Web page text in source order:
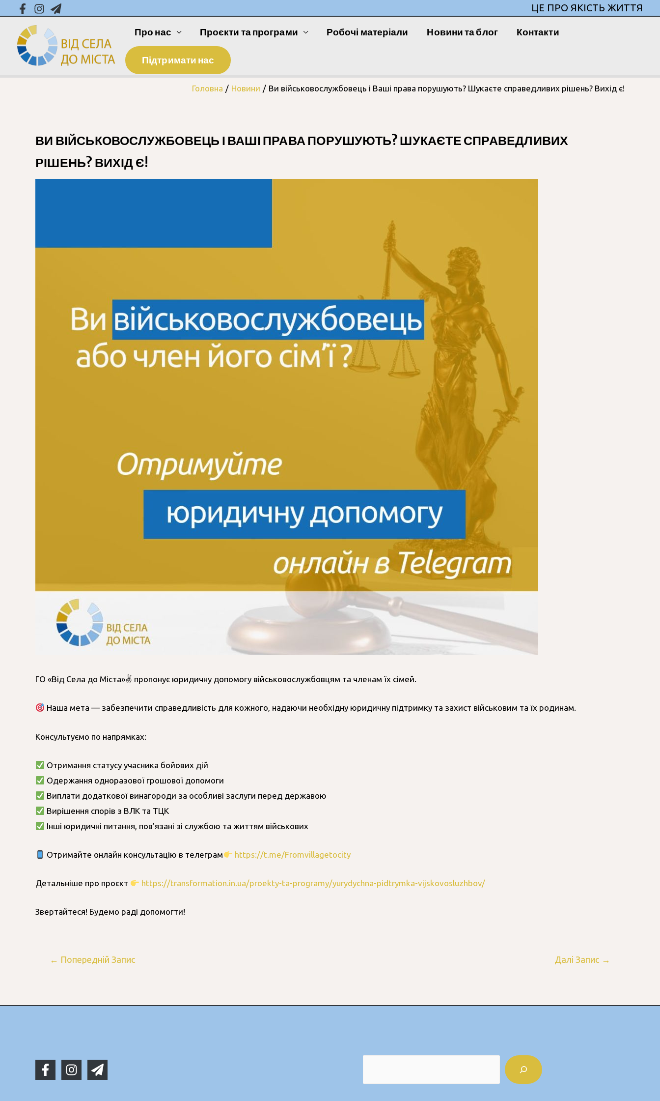
ЦЕ ПРО ЯКІСТЬ ЖИТТЯ
Про нас Проєкти та програми Робочі матеріали Новини та блог Контакти
Підтримати нас
Головна Новини Ви військовослужбовець і Ваші права порушують? Шукаєте справедливих рішень? Вихід є!
ВИ ВІЙСЬКОВОСЛУЖБОВЕЦЬ І ВАШІ ПРАВА ПОРУШУЮТЬ? ШУКАЄТЕ СПРАВЕДЛИВИХ
РІШЕНЬ? ВИХІД Є!
ГО «Від Села до Міста»✌️ пропонує юридичну допомогу військовослужбовцям та членам їх сімей.
Наша мета — забезпечити справедливість для кожного, надаючи необхідну юридичну підтримку та захист військовим та їх родинам.
Консультуємо по напрямках:
Отримання статусу учасника бойових дій
Одержання одноразової грошової допомоги
Виплати додаткової винагороди за особливі заслуги перед державою
Вирішення спорів з ВЛК та ТЦК
Інші юридичні питання, пов’язані зі службою та життям військових
Отримайте онлайн консультацію в телеграм https://t.me/Fromvillagetocity
Детальніше про проєкт https://transformation.in.ua/proekty-ta-programy/yurydychna-pidtrymka-vijskovosluzhbov/
Звертайтеся! Будемо раді допомогти!
← Попередній Запис Далі Запис →